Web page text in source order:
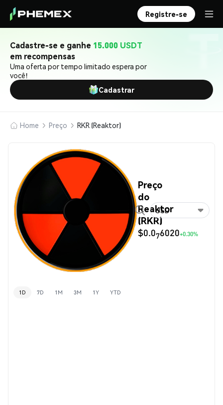
Registre-se
Cadastre-se e ganhe 15.000 USDT
em recompensas
Uma oferta por tempo limitado espera por
você!
Cadastrar
Home Preço RKR (Reaktor)
Preço
do
Reaktor
(RKR)
$0.076020+0.30%
USD
1D 7D 1M 3M 1Y YTD